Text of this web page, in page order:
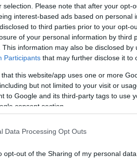
selection. Please note that after your opt-
interest-based ads based on personal
to third parties prior to your opt-
of your personal information by third
This information may also be disclosed
Participants that may further disclose it to
that this website/app uses one or more
but not limited to your visit or
to Google and its third-party tags to use
consent section.
Data Processing Opt Outs
opt-out of the Sharing of my personal data.
70χρονος ομογενής ο
πλαίσιο αυτό, αναφέρθηκε στα
σημειώνοντας ότι η